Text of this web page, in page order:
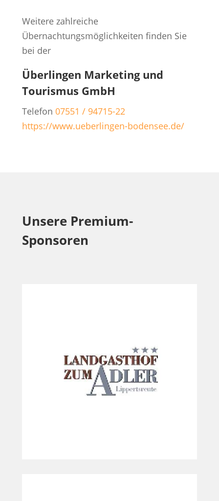
Weitere zahlreiche
Übernachtungsmöglichkeiten finden Sie
bei der
Überlingen Marketing und
Tourismus GmbH
Telefon 07551 / 94715-22
https://www.ueberlingen-bodensee.de/
Unsere Premium-
Sponsoren